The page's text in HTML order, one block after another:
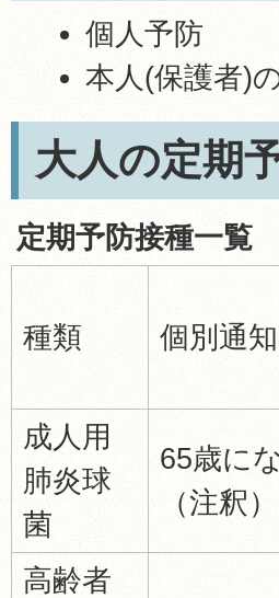
個人予防
本人(保護者)
大人の定期
定期予防接種一覧
種類 個別通
成人用
肺炎球
菌
65歳に
（注釈
高齢者